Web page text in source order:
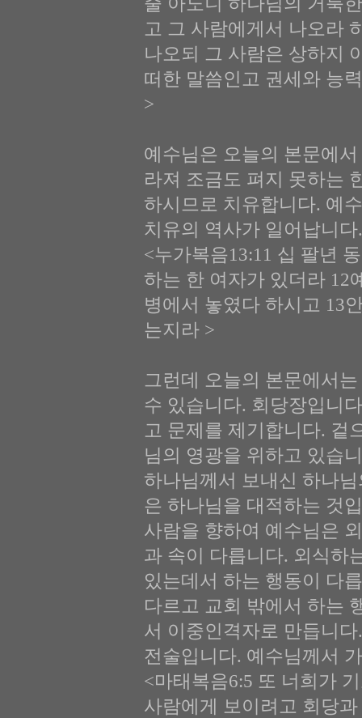
고 그 사람에게서 나오라
나오되 그 사람은 상하지
떠한 말씀인고 권세와 능
>
예수님은 오늘의 본문에
라져 조금도 펴지 못하는
하시므로 치유합니다. 예
치유의 역사가 일어납니다.
<누가복음13:11 십 팔년
하는 한 여자가 있더라 12
병에서 놓였다 하시고 13
는지라 >
그런데 오늘의 본문에서
수 있습니다. 회당장입니
고 문제를 제기합니다. 겉
님의 영광을 위하고 있습
하나님께서 보내신 하나
은 하나님을 대적하는 것
사람을 향하여 예수님은
과 속이 다릅니다. 외식하
있는데서 하는 행동이 다
다르고 교회 밖에서 하는
서 이중인격자로 만듭니
전술입니다. 예수님께서
<마태복음6:5 또 너희가
사람에게 보이려고 회당